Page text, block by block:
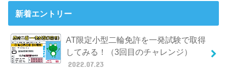
新着エントリー
AT限定小型二輪免許を一発試験で取得
してみる！（3回目のチャレンジ）
2022.07.23